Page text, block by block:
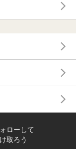
ローして
取ろう